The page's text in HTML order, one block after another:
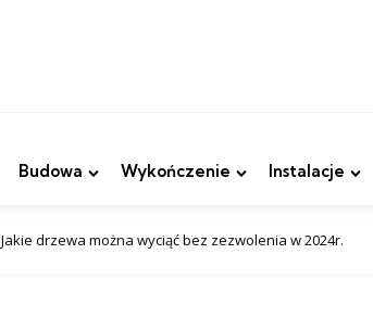
Budowa Wykończenie Instalacje
Jakie drzewa można wyciąć bez zezwolenia w 2024r.